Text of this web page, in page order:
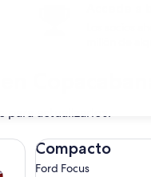
Accede a
Los socios
millón de
para actualizarlos.
Compacto
Ford Focus
Compacto Ford